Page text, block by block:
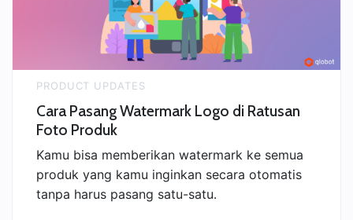
PRODUCT UPDATES
Cara Pasang Watermark Logo di Ratusan
Foto Produk
Kamu bisa memberikan watermark ke semua
produk yang kamu inginkan secara otomatis
tanpa harus pasang satu-satu.